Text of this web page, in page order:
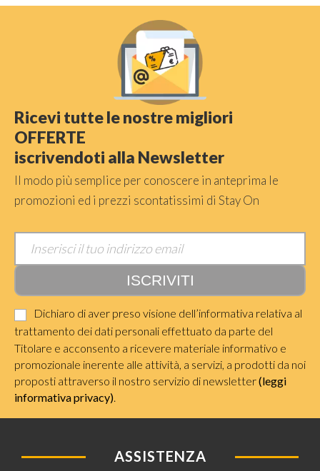
Ricevi tutte le nostre migliori
OFFERTE
iscrivendoti alla Newsletter
Il modo più semplice per conoscere in anteprima le
promozioni ed i prezzi scontatissimi di Stay On
Dichiaro di aver preso visione dell’informativa relativa al
trattamento dei dati personali effettuato da parte del
Titolare e acconsento a ricevere materiale informativo e
promozionale inerente alle attività, a servizi, a prodotti da noi
proposti attraverso il nostro servizio di newsletter(leggi
informativa privacy).
ASSISTENZA